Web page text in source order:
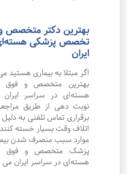
بهترین دکتر متخصص
تخصص پزشکی
ایران
اگر مبتلا به بیماری هستید
بهترین متخصص و
هسته‌ای در سراسر ایران
نوبت دهی از طریق
برقراری تماس تلفنی به
اتلاف وقت بسیار خسته
موارد سبب منصرف شدن
پزشک متخصص و فوق
هسته‌ای در سراسر ایران